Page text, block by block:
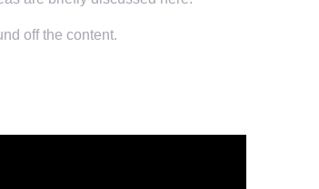
off the content.